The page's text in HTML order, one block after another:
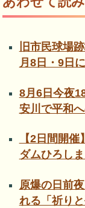
旧市民球場
月8日・9日
8月6日今夜
安川で平和
【2日間開
ダムひろし
原爆の日前
れる「祈り